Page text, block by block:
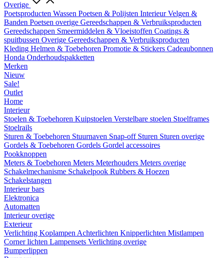
Overige
Poetsproducten Wassen Poetsen & Polijsten InterieurVelgen &
Banden Poetsen overige Gereedschappen & Verbruiksproducten
Gereedschappen Smeermiddelen & Vloeistoffen Coatings &
spuitbussen Overige Gereedschappen & Verbruiksproducten
Kleding Helmen & Toebehoren Promotie & Stickers Cadeaubonnen
Honda Onderhoudspakketten
Merken
Nieuw
Sale!
Outlet
Home
Interieur
Stoelen & Toebehoren Kuipstoelen Verstelbare stoelen Stoelframes
Stoelrails
Sturen & Toebehoren Stuurnaven Snap-off Sturen Sturen overige
Gordels & Toebehoren Gordels Gordel accessoires
Pookknoppen
Meters & Toebehoren Meters Meterhouders Meters overige
Schakelmechanisme Schakelpook Rubbers & Hoezen
Schakelstangen
Interieur bars
Elektronica
Automatten
Interieur overige
Exterieur
Verlichting Koplampen Achterlichten Knipperlichten Mistlampen
Corner lichten Lampensets Verlichting overige
Bumperlippen